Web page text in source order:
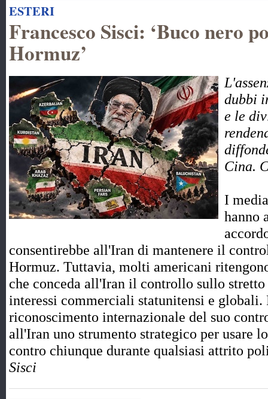
ESTERI
Francesco Sisci: ‘Buco nero
Hormuz’
dubbi
e le
Cina.
I
hanno
consentirebbe all'Iran di mantenere il
Hormuz. Tuttavia, molti americani
che conceda all'Iran il controllo sullo stretto
interessi commerciali statunitensi e globali.
riconoscimento internazionale del suo
all'Iran uno strumento strategico per usare
contro chiunque durante qualsiasi attrito
Sisci